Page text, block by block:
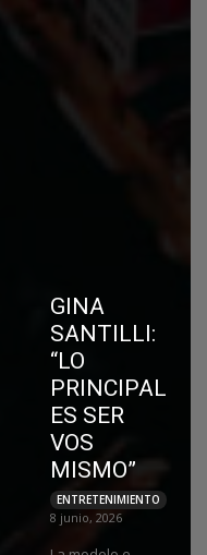
GINA
SANTILLI:
“LO
PRINCIPAL
ES SER
VOS
MISMO”
ENTRETENIMIENTO
8 junio, 2026